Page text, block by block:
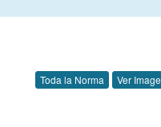
Toda la Norma Ver